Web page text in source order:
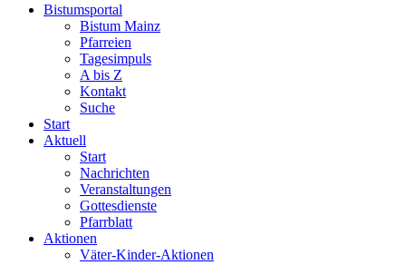
Bistumsportal
Bistum Mainz
Pfarreien
Tagesimpuls
A bis Z
Kontakt
Suche
Start
Aktuell
Start
Nachrichten
Veranstaltungen
Gottesdienste
Pfarrblatt
Aktionen
Väter-Kinder-Aktionen